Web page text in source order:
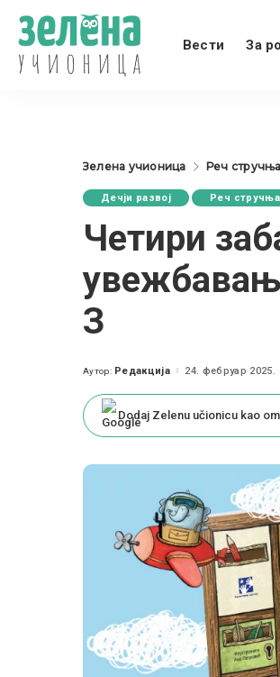
Вести За
Зелена учионица Реч
Дечји развој Реч
Четири
З
Posted
Аутор: Редакција 24. фебруар 2025.
Dodaj Zelenu učionicu kao